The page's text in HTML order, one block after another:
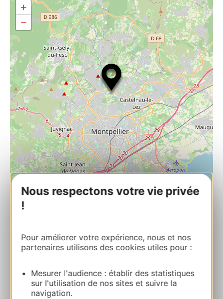
Nous respectons votre vie privée
!
Pour améliorer votre expérience, nous et nos
partenaires utilisons des cookies utiles pour :
Mesurer l'audience : établir des statistiques
sur l'utilisation de nos sites et suivre la
navigation.
+
−
Leaflet| Map data ©OpenStreetMap contributors
MÉTROPOLE CANOË KAYAK UC
1076 rue Jean-François Breton 34090
MONTPELLIER